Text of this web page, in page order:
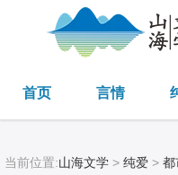
首页 言情
当前位置:山海文学 > 纯爱 > 都